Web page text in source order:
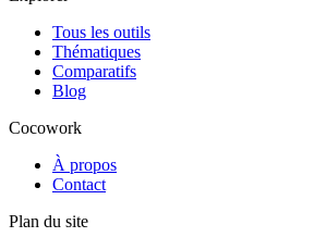
Tous les outils
Thématiques
Comparatifs
Blog
Cocowork
À propos
Contact
Plan du site